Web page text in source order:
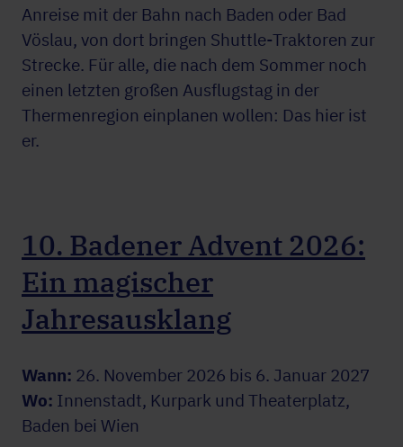
Anreise mit der Bahn nach Baden oder Bad
Vöslau, von dort bringen Shuttle-Traktoren zur
Strecke. Für alle, die nach dem Sommer noch
einen letzten großen Ausflugstag in der
Thermenregion einplanen wollen: Das hier ist
er.
10. Badener Advent 2026:
Ein magischer
Jahresausklang
Wann: 26. November 2026 bis 6. Januar 2027
Wo: Innenstadt, Kurpark und Theaterplatz,
Baden bei Wien